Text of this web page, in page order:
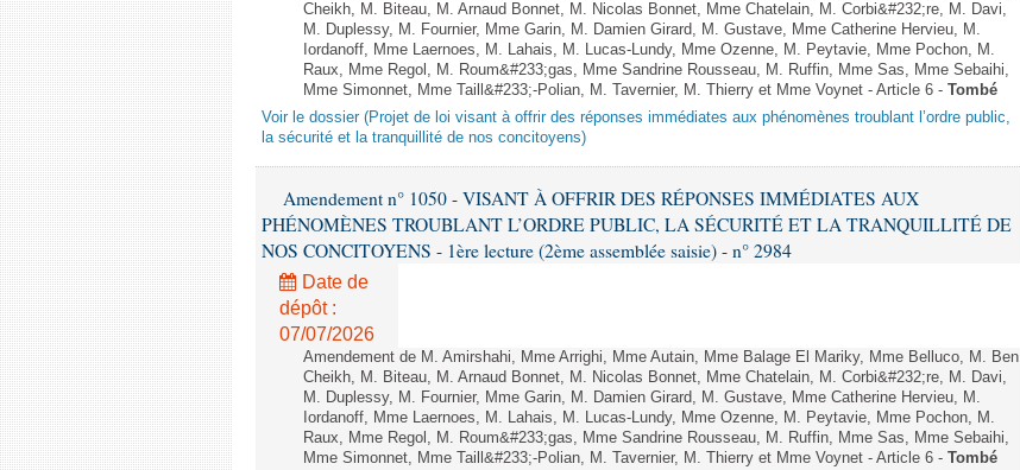
Cheikh, M. Biteau, M. Arnaud Bonnet, M. Nicolas Bonnet, Mme Chatelain, M. Corbi&#232;re, M. Davi,
M. Duplessy, M. Fournier, Mme Garin, M. Damien Girard, M. Gustave, Mme Catherine Hervieu, M.
Iordanoff, Mme Laernoes, M. Lahais, M. Lucas-Lundy, Mme Ozenne, M. Peytavie, Mme Pochon, M.
Raux, Mme Regol, M. Roum&#233;gas, Mme Sandrine Rousseau, M. Ruffin, Mme Sas, Mme Sebaihi,
Mme Simonnet, Mme Taill&#233;-Polian, M. Tavernier, M. Thierry et Mme Voynet - Article 6 - Tombé
Voir le dossier (Projet de loi visant à offrir des réponses immédiates aux phénomènes troublant l’ordre public,
la sécurité et la tranquillité de nos concitoyens)
Amendement n° 1050 - VISANT À OFFRIR DES RÉPONSES IMMÉDIATES AUX
PHÉNOMÈNES TROUBLANT L’ORDRE PUBLIC, LA SÉCURITÉ ET LA TRANQUILLITÉ DE
NOS CONCITOYENS - 1ère lecture (2ème assemblée saisie) - n° 2984
Date de
dépôt :
07/07/2026
Amendement de M. Amirshahi, Mme Arrighi, Mme Autain, Mme Balage El Mariky, Mme Belluco, M. Ben
Cheikh, M. Biteau, M. Arnaud Bonnet, M. Nicolas Bonnet, Mme Chatelain, M. Corbi&#232;re, M. Davi,
M. Duplessy, M. Fournier, Mme Garin, M. Damien Girard, M. Gustave, Mme Catherine Hervieu, M.
Iordanoff, Mme Laernoes, M. Lahais, M. Lucas-Lundy, Mme Ozenne, M. Peytavie, Mme Pochon, M.
Raux, Mme Regol, M. Roum&#233;gas, Mme Sandrine Rousseau, M. Ruffin, Mme Sas, Mme Sebaihi,
Mme Simonnet, Mme Taill&#233;-Polian, M. Tavernier, M. Thierry et Mme Voynet - Article 6 - Tombé